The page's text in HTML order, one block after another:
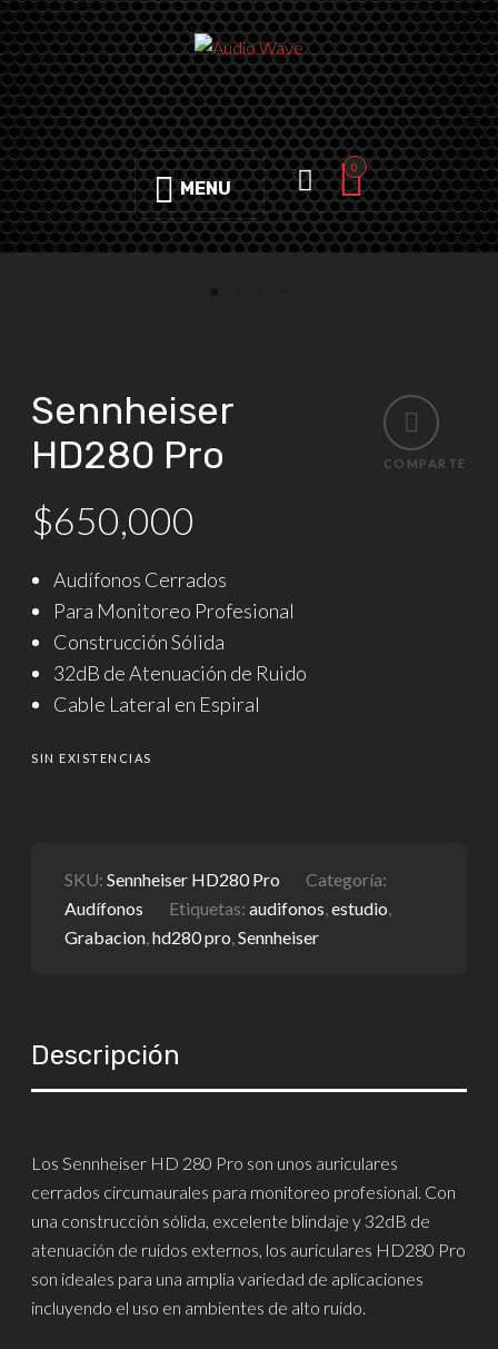
MENU
0
COMPARTE
Sennheiser
HD280 Pro
$650,000
Audífonos Cerrados
Para Monitoreo Profesional
Construcción Sólida
32dB de Atenuación de Ruido
Cable Lateral en Espiral
SIN EXISTENCIAS
SKU:Sennheiser HD280 Pro
Categoría:
Audífonos
Etiquetas:audifonos,estudio,
Grabacion,hd280 pro,Sennheiser
Descripción
Los Sennheiser HD 280 Pro son unos auriculares
cerrados circumaurales para monitoreo profesional. Con
una construcción sólida, excelente blindaje y 32dB de
atenuación de ruidos externos, los auriculares HD280 Pro
son ideales para una amplia variedad de aplicaciones
incluyendo el uso en ambientes de alto ruido.